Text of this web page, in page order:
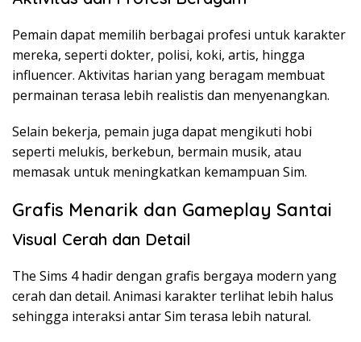
Pemain dapat memilih berbagai profesi untuk karakter
mereka, seperti dokter, polisi, koki, artis, hingga
influencer. Aktivitas harian yang beragam membuat
permainan terasa lebih realistis dan menyenangkan.
Selain bekerja, pemain juga dapat mengikuti hobi
seperti melukis, berkebun, bermain musik, atau
memasak untuk meningkatkan kemampuan Sim.
Grafis Menarik dan Gameplay Santai
Visual Cerah dan Detail
The Sims 4 hadir dengan grafis bergaya modern yang
cerah dan detail. Animasi karakter terlihat lebih halus
sehingga interaksi antar Sim terasa lebih natural.